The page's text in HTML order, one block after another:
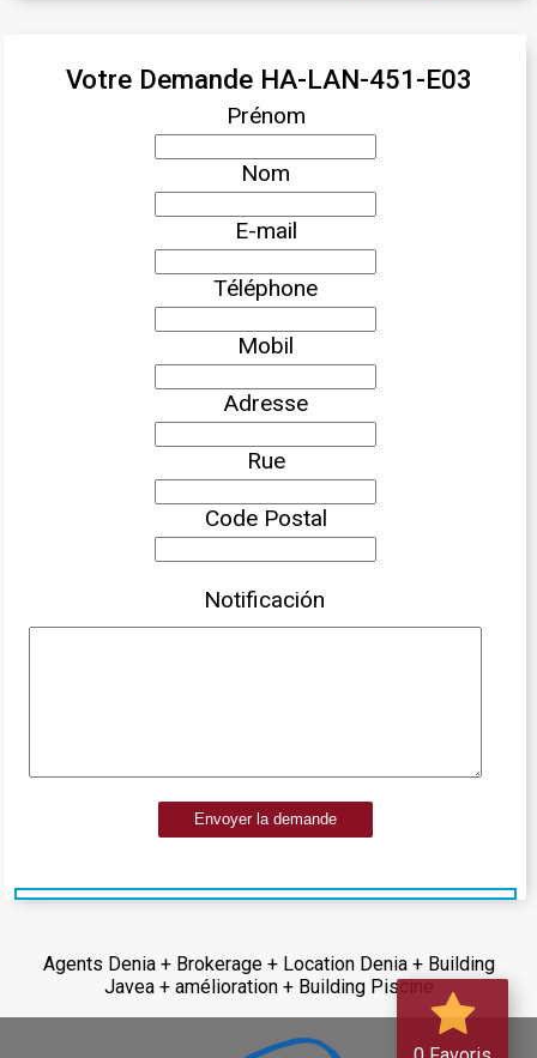
Votre Demande HA-LAN-451-E03
Prénom
Nom
E-mail
Téléphone
Mobil
Adresse
Rue
Code Postal
Notificación
Envoyer la demande
Agents Denia + Brokerage + Location Denia + Building
Javea + amélioration + Building Piscine